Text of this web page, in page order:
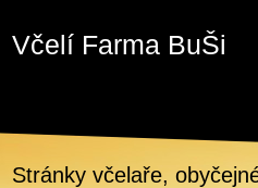
Včelí Farma BuŠi
Stránky včelaře,